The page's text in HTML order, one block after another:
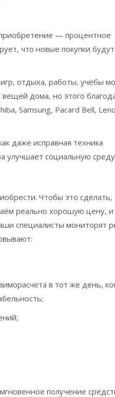
— процентное
что новые покупки будут
отдыха, работы, учёбы
дома, но этого
Samsung, Pacard Bell,
даже исправная техника
улучшает социальную
Чтобы это сделать,
реально хорошую цену, и
специалисты мониторят
в тот же день,
получение